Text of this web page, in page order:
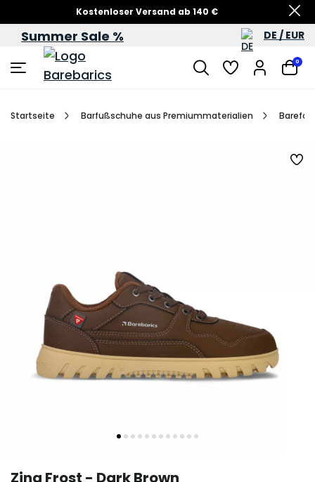
Kostenloser Versand ab 140 €
Sommersale – bis zu 60 %
Summer Sale % DE / EUR
0
Startseite Barfußschuhe aus Premiummaterialien
Zing Frost - Dark Brown